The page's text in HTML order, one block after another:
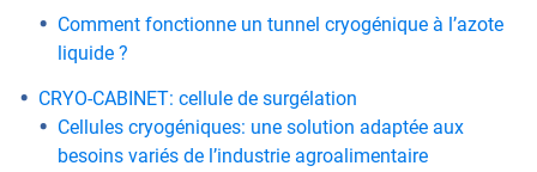
Comment fonctionne un tunnel cryogénique à l’azote
liquide ?
CRYO-CABINET: cellule de surgélation
Cellules cryogéniques: une solution adaptée aux
besoins variés de l’industrie agroalimentaire